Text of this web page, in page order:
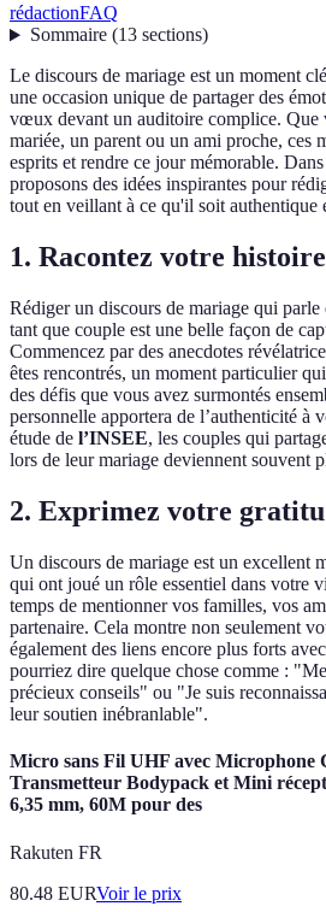
rédactionFAQ
Sommaire(13 sections)
Le discours de mariage est un moment
une occasion unique de partager des
vœux devant un auditoire complice. Que
mariée, un parent ou un ami proche, ces
esprits et rendre ce jour mémorable.
proposons des idées inspirantes pour
tout en veillant à ce qu'il soit authentique
1. Racontez votre
Rédiger un discours de mariage qui
tant que couple est une belle façon de
Commencez par des anecdotes
êtes rencontrés, un moment particulier
des défis que vous avez surmontés
personnelle apportera de l’authenticité à
étude de l’INSEE, les couples qui
lors de leur mariage deviennent souvent
2. Exprimez votre
Un discours de mariage est un excellent
qui ont joué un rôle essentiel dans votre
temps de mentionner vos familles, vos
partenaire. Cela montre non seulement
également des liens encore plus forts
pourriez dire quelque chose comme :
précieux conseils" ou "Je suis
leur soutien inébranlable".
Micro sans Fil UHF avec Microphone
Transmetteur Bodypack et Mini
6,35 mm, 60M pour des
Rakuten FR
80.48 EURVoir le prix